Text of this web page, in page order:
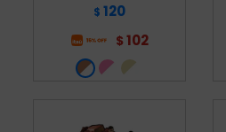
$ 120
$ 102